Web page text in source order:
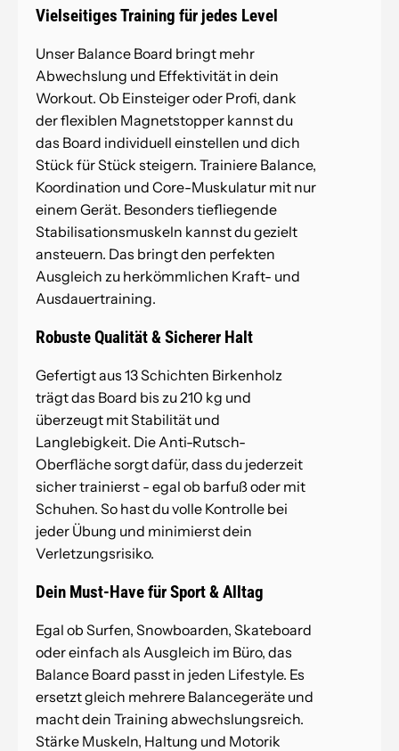
Vielseitiges Training für jedes Level
Unser Balance Board bringt mehr
Abwechslung und Effektivität in dein
Workout. Ob Einsteiger oder Profi, dank
der flexiblen Magnetstopper kannst du
das Board individuell einstellen und dich
Stück für Stück steigern. Trainiere Balance,
Koordination und Core-Muskulatur mit nur
einem Gerät. Besonders tiefliegende
Stabilisationsmuskeln kannst du gezielt
ansteuern. Das bringt den perfekten
Ausgleich zu herkömmlichen Kraft- und
Ausdauertraining.
Robuste Qualität & Sicherer Halt
Gefertigt aus 13 Schichten Birkenholz
trägt das Board bis zu 210 kg und
überzeugt mit Stabilität und
Langlebigkeit. Die Anti-Rutsch-
Oberfläche sorgt dafür, dass du jederzeit
sicher trainierst - egal ob barfuß oder mit
Schuhen. So hast du volle Kontrolle bei
jeder Übung und minimierst dein
Verletzungsrisiko.
Dein Must-Have für Sport & Alltag
Egal ob Surfen, Snowboarden, Skateboard
oder einfach als Ausgleich im Büro, das
Balance Board passt in jeden Lifestyle. Es
ersetzt gleich mehrere Balancegeräte und
macht dein Training abwechslungsreich.
Stärke Muskeln, Haltung und Motorik